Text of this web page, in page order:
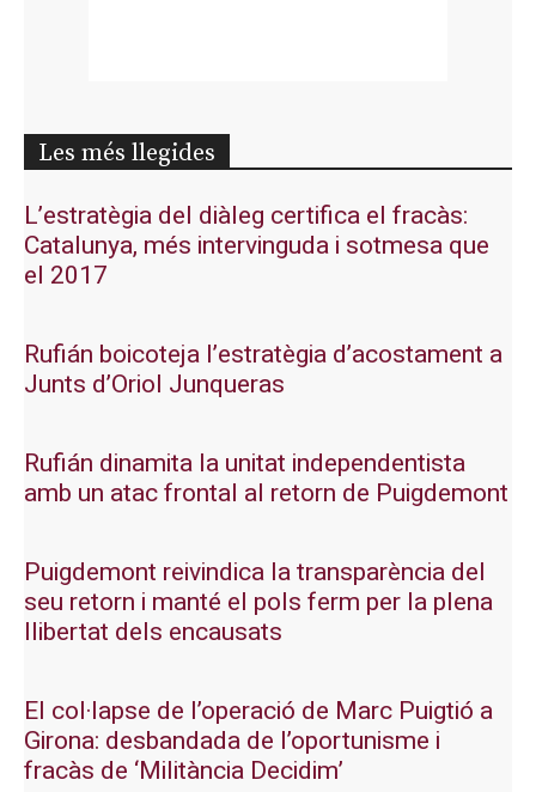
Les més llegides
L’estratègia del diàleg certifica el fracàs:
Catalunya, més intervinguda i sotmesa que
el 2017
Rufián boicoteja l’estratègia d’acostament a
Junts d’Oriol Junqueras
Rufián dinamita la unitat independentista
amb un atac frontal al retorn de Puigdemont
Puigdemont reivindica la transparència del
seu retorn i manté el pols ferm per la plena
llibertat dels encausats
El col·lapse de l’operació de Marc Puigtió a
Girona: desbandada de l’oportunisme i
fracàs de ‘Militància Decidim’